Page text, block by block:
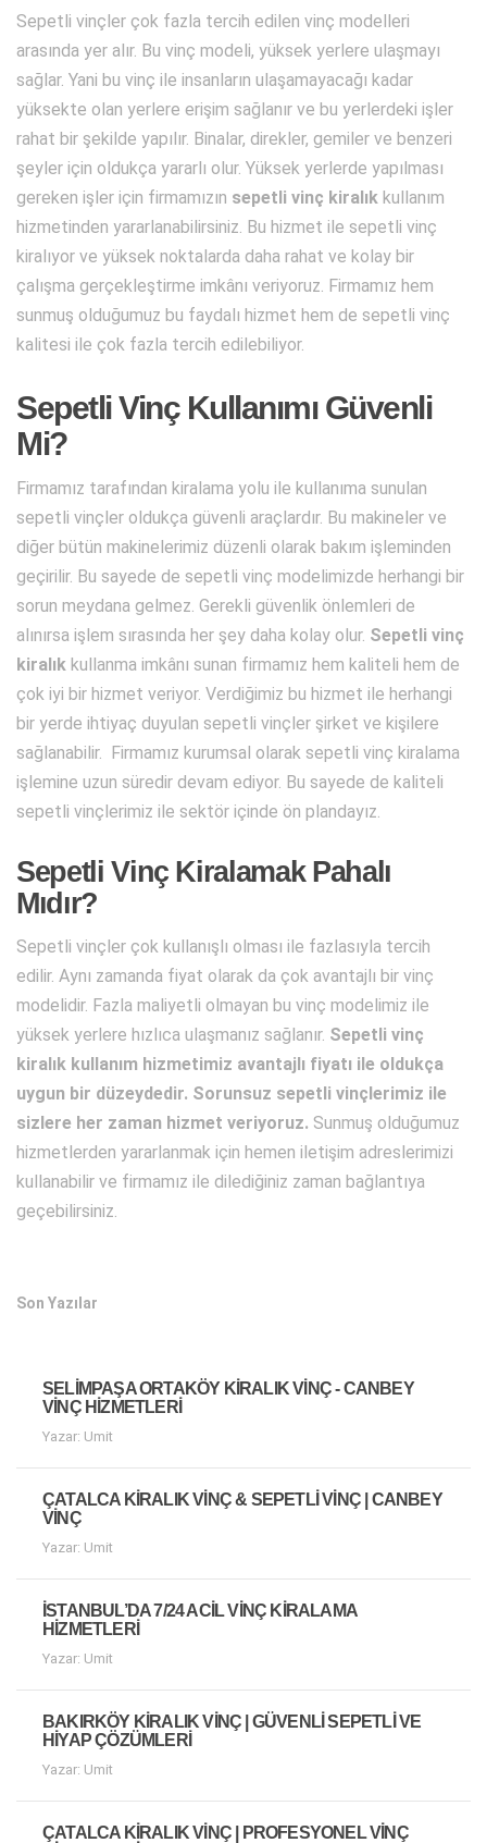
Sepetli vinçler çok fazla tercih edilen vinç modelleri
arasında yer alır. Bu vinç modeli, yüksek yerlere ulaşmayı
sağlar. Yani bu vinç ile insanların ulaşamayacağı kadar
yüksekte olan yerlere erişim sağlanır ve bu yerlerdeki işler
rahat bir şekilde yapılır. Binalar, direkler, gemiler ve benzeri
şeyler için oldukça yararlı olur. Yüksek yerlerde yapılması
gereken işler için firmamızın sepetli vinç kiralık kullanım
hizmetinden yararlanabilirsiniz. Bu hizmet ile sepetli vinç
kiralıyor ve yüksek noktalarda daha rahat ve kolay bir
çalışma gerçekleştirme imkânı veriyoruz. Firmamız hem
sunmuş olduğumuz bu faydalı hizmet hem de sepetli vinç
kalitesi ile çok fazla tercih edilebiliyor.
Sepetli Vinç Kullanımı Güvenli
Mi?
Firmamız tarafından kiralama yolu ile kullanıma sunulan
sepetli vinçler oldukça güvenli araçlardır. Bu makineler ve
diğer bütün makinelerimiz düzenli olarak bakım işleminden
geçirilir. Bu sayede de sepetli vinç modelimizde herhangi bir
sorun meydana gelmez. Gerekli güvenlik önlemleri de
alınırsa işlem sırasında her şey daha kolay olur. Sepetli vinç
kiralık kullanma imkânı sunan firmamız hem kaliteli hem de
çok iyi bir hizmet veriyor. Verdiğimiz bu hizmet ile herhangi
bir yerde ihtiyaç duyulan sepetli vinçler şirket ve kişilere
sağlanabilir. Firmamız kurumsal olarak sepetli vinç kiralama
işlemine uzun süredir devam ediyor. Bu sayede de kaliteli
sepetli vinçlerimiz ile sektör içinde ön plandayız.
Sepetli Vinç Kiralamak Pahalı
Mıdır?
Sepetli vinçler çok kullanışlı olması ile fazlasıyla tercih
edilir. Aynı zamanda fiyat olarak da çok avantajlı bir vinç
modelidir. Fazla maliyetli olmayan bu vinç modelimiz ile
yüksek yerlere hızlıca ulaşmanız sağlanır. Sepetli vinç
kiralık kullanım hizmetimiz avantajlı fiyatı ile oldukça
uygun bir düzeydedir. Sorunsuz sepetli vinçlerimiz ile
sizlere her zaman hizmet veriyoruz. Sunmuş olduğumuz
hizmetlerden yararlanmak için hemen iletişim adreslerimizi
kullanabilir ve firmamız ile dilediğiniz zaman bağlantıya
geçebilirsiniz.
Son Yazılar
SELIMPAŞA ORTAKÖY KIRALIK VINÇ - CANBEY
VINÇ HIZMETLERI
Yazar: Umit
ÇATALCA KIRALIK VINÇ & SEPETLI VINÇ | CANBEY
VINÇ
Yazar: Umit
İSTANBUL’DA 7/24 ACIL VINÇ KIRALAMA
HIZMETLERI
Yazar: Umit
BAKIRKÖY KIRALIK VINÇ | GÜVENLI SEPETLI VE
HIYAP ÇÖZÜMLERI
Yazar: Umit
ÇATALCA KIRALIK VINÇ | PROFESYONEL VINÇ